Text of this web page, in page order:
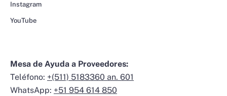
Instagram
YouTube
Mesa de Ayuda a Proveedores:
Teléfono: +(511) 5183360 an. 601
WhatsApp: +51 954 614 850